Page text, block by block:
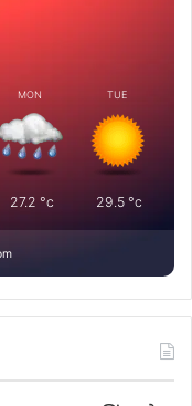
MON
27.2 °c
TUE
29.5 °c